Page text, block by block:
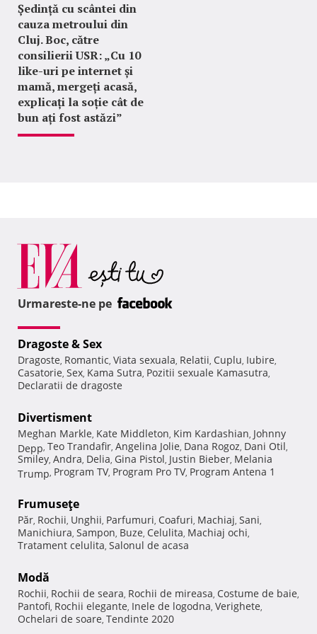
Ședință cu scântei din
cauza metroului din
Cluj. Boc, către
consilierii USR: „Cu 10
like-uri pe internet și
mamă, mergeți acasă,
explicați la soție cât de
bun ați fost astăzi”
Urmareste-ne pe
Dragoste & Sex
Dragoste, Romantic, Viata sexuala, Relatii, Cuplu, Iubire,
Casatorie, Sex, Kama Sutra, Pozitii sexuale Kamasutra,
Declaratii de dragoste
Divertisment
Meghan Markle, Kate Middleton, Kim Kardashian, Johnny
Depp, Teo Trandafir, Angelina Jolie, Dana Rogoz, Dani Otil,
Smiley, Andra, Delia, Gina Pistol, Justin Bieber, Melania
Trump, Program TV, Program Pro TV, Program Antena 1
Frumuseţe
Păr, Rochii, Unghii, Parfumuri, Coafuri, Machiaj, Sani,
Manichiura, Sampon, Buze, Celulita, Machiaj ochi,
Tratament celulita, Salonul de acasa
Modă
Rochii, Rochii de seara, Rochii de mireasa, Costume de baie,
Pantofi, Rochii elegante, Inele de logodna, Verighete,
Ochelari de soare, Tendinte 2020